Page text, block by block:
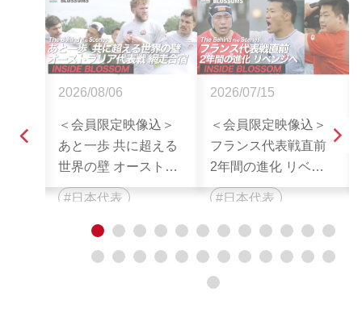
2026/08/06
＜会員限定映像込＞
あと一歩 共に超える
世界の壁 オーストラ
リア代表戦 網走合宿|
Scenes : THE REAL
VOICE OF JAPAN
日本代表
2026/07/15
＜会員限定映像込＞
フランス代表戦直前
2年間の進化 リベン
ジへ| The Behind The
VOICE OF JAPAN
RUGBY
日本代表
10 11 12
13 14 15 16 17 18 19 20 21 22 23 24
25